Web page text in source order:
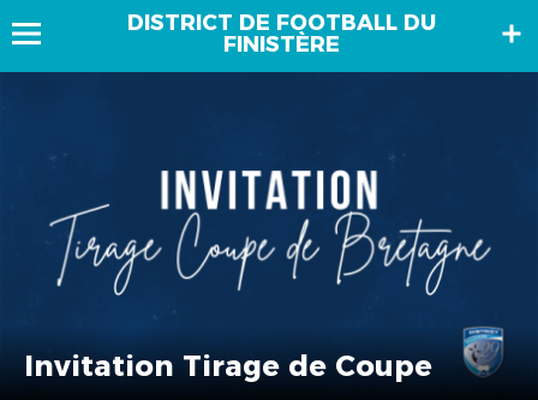
DISTRICT DE FOOTBALL DU
FINISTÈRE
Invitation Tirage de Coupe